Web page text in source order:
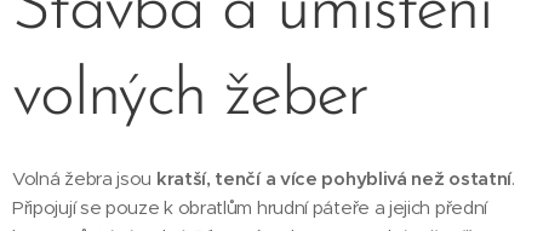
volných žeber
Volná žebra jsou kratší, tenčí a více pohyblivá než ostatní.
Připojují se pouze k obratlům hrudní páteře a jejich přední